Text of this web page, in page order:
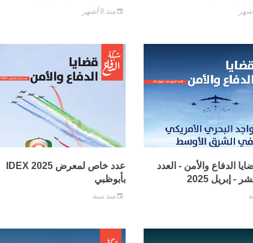
منذ 9 أشهر
الدفاع والأمن - العدد
- إبريل 2025
عدد خاص لمعرض IDEX 2025
بأبوظبي
منذ سنة